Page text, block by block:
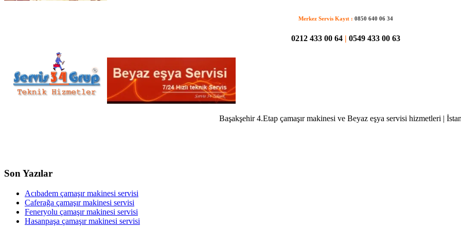
Merkez Servis Kayıt : 0850 640 06 34
0212 433 00 64 0549 433 00 63
Başakşehir 4.Etap çamaşır makinesi ve Beyaz eşya servisi hizmetleri |
Son Yazılar
Acıbadem çamaşır makinesi servisi
Caferağa çamaşır makinesi servisi
Feneryolu çamaşır makinesi servisi
Hasanpaşa çamaşır makinesi servisi